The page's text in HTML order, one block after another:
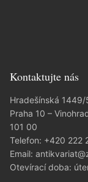
Kontaktujte nás
Hradešínská 1449/
Praha 10 –
101 00
Telefon: +420 222
Email:
Otevírací doba: